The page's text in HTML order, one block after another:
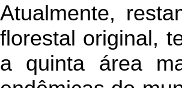
Atualmente,
florestal original,
a quinta área